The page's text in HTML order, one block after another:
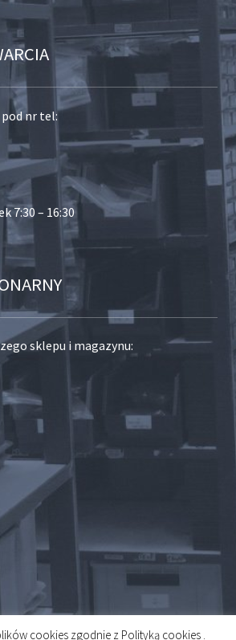
nr tel:
7:30 – 16:30
sklepu i magazynu:
cookies zgodnie z Polityką cookies .